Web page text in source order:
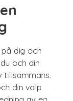
dig och
och din
tillsammans.
din valp